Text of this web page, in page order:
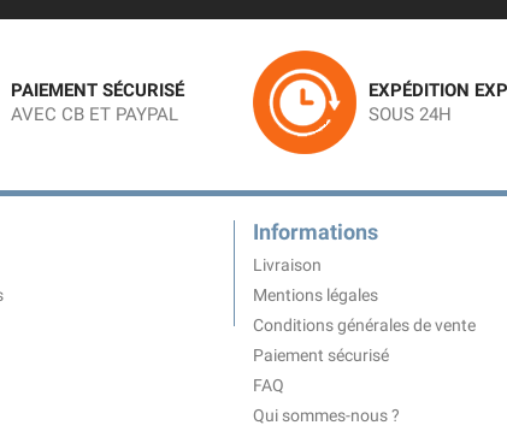
PAIEMENT SÉCURISÉ
AVEC CB ET PAYPAL
EXPÉDITION
SOUS 24H
Informations
Livraison
Mentions légales
Conditions générales de vente
Paiement sécurisé
FAQ
Qui sommes-nous ?